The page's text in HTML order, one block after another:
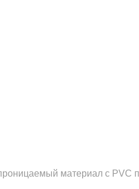
материал с PVC